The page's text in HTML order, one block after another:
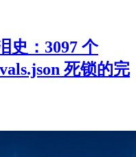
史：3097 个
死锁的完